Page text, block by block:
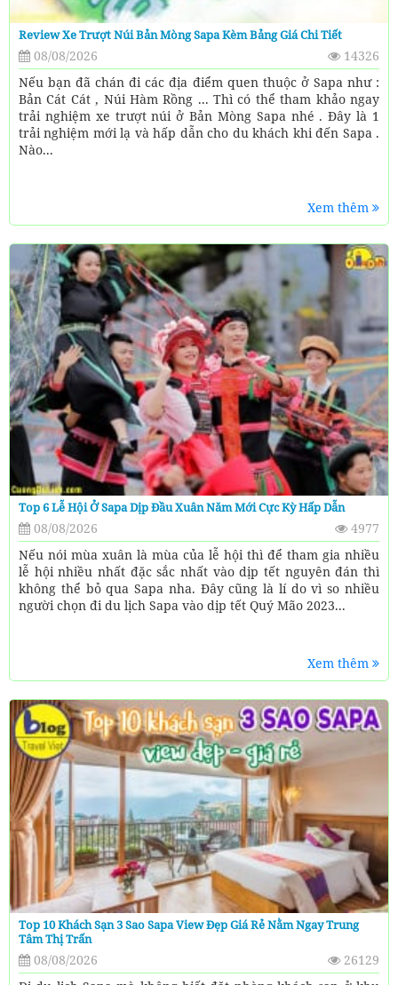
Review Xe Trượt Núi Bản Mòng Sapa Kèm Bảng Giá Chi Tiết
08/08/2026
14326
Nếu bạn đã chán đi các địa điểm quen thuộc ở Sapa như :
Bản Cát Cát , Núi Hàm Rồng ... Thì có thể tham khảo ngay
trải nghiệm xe trượt núi ở Bản Mòng Sapa nhé . Đây là 1
trải nghiệm mới lạ và hấp dẫn cho du khách khi đến Sapa .
Nào...
Xem thêm
Top 6 Lễ Hội Ở Sapa Dịp Đầu Xuân Năm Mới Cực Kỳ Hấp Dẫn
08/08/2026
4977
Nếu nói mùa xuân là mùa của lễ hội thì để tham gia nhiều
lễ hội nhiều nhất đặc sắc nhất vào dịp tết nguyên đán thì
không thể bỏ qua Sapa nha. Đây cũng là lí do vì so nhiều
người chọn đi du lịch Sapa vào dịp tết Quý Mão 2023...
Xem thêm
Top 10 Khách Sạn 3 Sao Sapa View Đẹp Giá Rẻ Nằm Ngay Trung
Tâm Thị Trấn
08/08/2026
26129